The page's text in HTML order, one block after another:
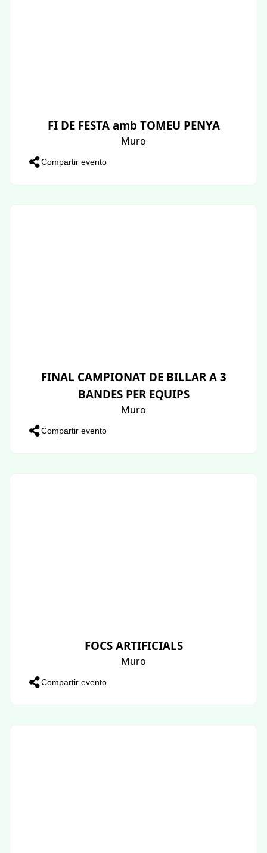
FI DE FESTA amb TOMEU PENYA
Muro
Compartir evento
FINAL CAMPIONAT DE BILLAR A 3
BANDES PER EQUIPS
Muro
Compartir evento
FOCS ARTIFICIALS
Muro
Compartir evento